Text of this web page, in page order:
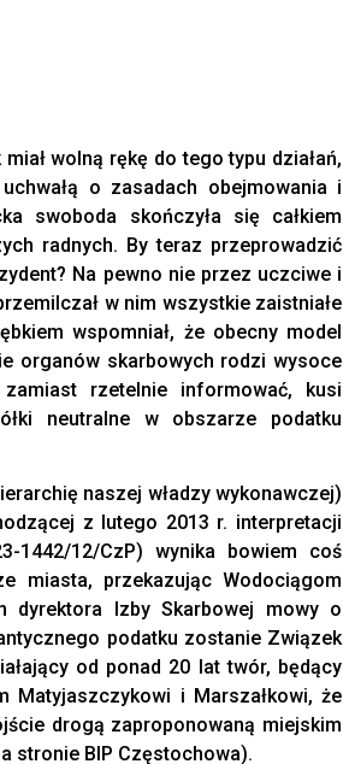
wolną rękę do tego typu działań,
o zasadach obejmowania i
swoboda skończyła się całkiem
radnych. By teraz przeprowadzić
Na pewno nie przez uczciwe i
w nim wszystkie zaistniałe
wspomniał, że obecny model
organów skarbowych rodzi wysoce
rzetelnie informować, kusi
neutralne w obszarze podatku
naszej władzy wykonawczej)
z lutego 2013 r. interpretacji
1442/12/CzP) wynika bowiem coś
miasta, przekazując Wodociągom
dyrektora Izby Skarbowej mowy o
podatku zostanie Związek
od ponad 20 lat twór, będący
Matyjaszczykowi i Marszałkowi, że
drogą zaproponowaną miejskim
stronie BIP Częstochowa).